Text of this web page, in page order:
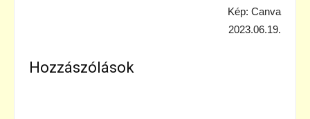
Kép: Canva
2023.06.19.
Hozzászólások